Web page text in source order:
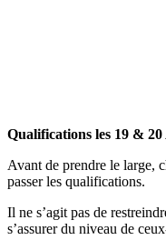
Qualifications les 19 &
Avant de prendre le large,
passer les qualifications.
Il ne s’agit pas de
s’assurer du niveau de